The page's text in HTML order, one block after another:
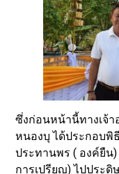
ซึ่งก่อนหน้านี้ทางเจ้
หนองบุ ได้ประกอบพิ
ประทานพร ( องค์ยืน
การเปรียญ) ไปประ